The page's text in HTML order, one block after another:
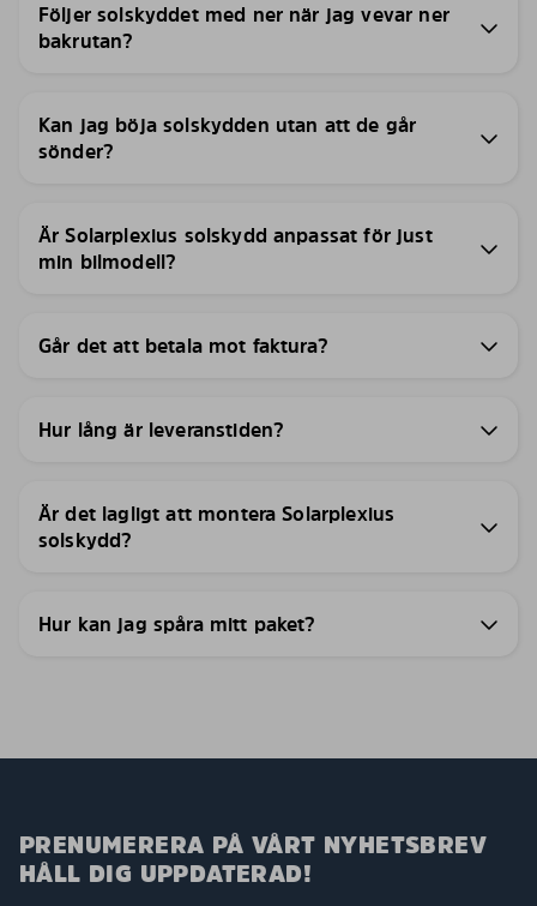
Följer solskyddet med ner när jag vevar ner
bakrutan?
Kan jag böja solskydden utan att de går
sönder?
Är Solarplexius solskydd anpassat för just
min bilmodell?
Går det att betala mot faktura?
Hur lång är leveranstiden?
Är det lagligt att montera Solarplexius
solskydd?
Hur kan jag spåra mitt paket?
PRENUMERERA PÅ VÅRT NYHETSBREV
HÅLL DIG UPPDATERAD!